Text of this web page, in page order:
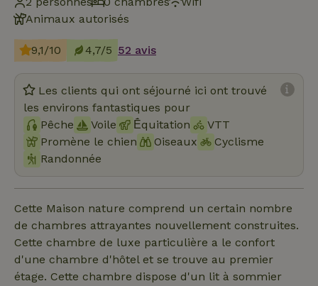
Animaux autorisés
9,1/10 4,7/5 52 avis
Les clients qui ont séjourné ici ont trouvé
les environs fantastiques pour
Pêche
Voile Ḗquitation
VTT
Promène le chien
Oiseaux
Cyclisme
Randonnée
Cette Maison nature comprend un certain nombre
de chambres attrayantes nouvellement construites.
Cette chambre de luxe particulière a le confort
d'une chambre d'hôtel et se trouve au premier
étage. Cette chambre dispose d'un lit à sommier